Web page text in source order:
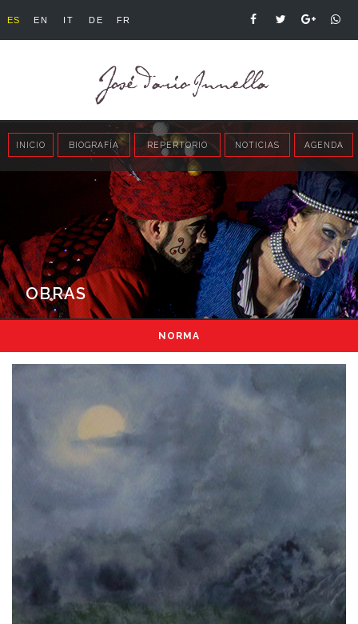
ES EN IT DE FR
INICIO BIOGRAFÍA REPERTORIO NOTICIAS AGENDA
OBRAS
NORMA